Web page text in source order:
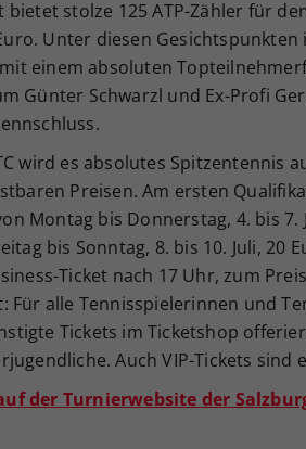
stolze 125 ATP-Zähler für
Unter diesen
einem absoluten
Günter Schwarzl und Ex-Profi
wird es absolutes Spitzentennis
Preisen. Am ersten
Montag bis Donnerstag, 4. bis 7.
bis Sonntag, 8. bis 10. Juli, 20
Ticket nach 17 Uhr, zum
Für alle Tennisspielerinnen und
Tickets im Ticketshop
Auch VIP-Tickets sind
der Turnierwebsite der